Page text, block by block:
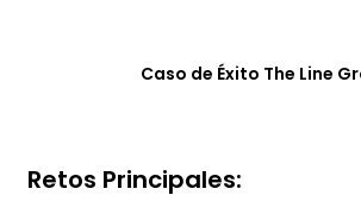
Caso de Éxito The Line
Retos Principales: